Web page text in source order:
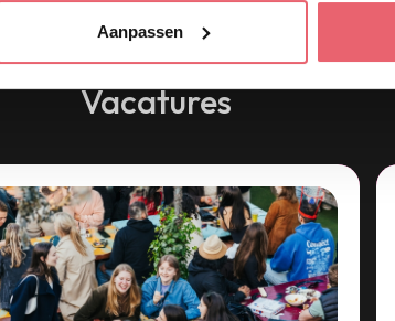
Aanpassen
Vacatures